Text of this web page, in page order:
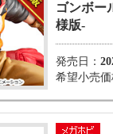
ゴンボー
様版-
発売日：
希望小売価